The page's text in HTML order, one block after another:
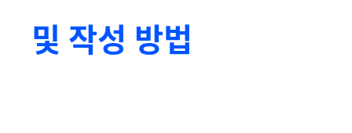
및 작성 방법